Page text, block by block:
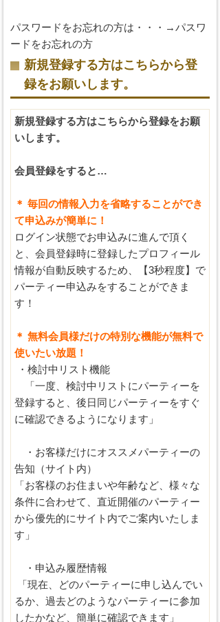
パスワードをお忘れの方は・・・→パスワ
ードをお忘れの方
新規登録する方はこちらから登
録をお願いします。
新規登録する方はこちらから登録をお願
いします。
会員登録をすると…
＊ 毎回の情報入力を省略することができ
て申込みが簡単に！
ログイン状態でお申込みに進んで頂く
と、会員登録時に登録したプロフィール
情報が自動反映するため、【3秒程度】で
パーティー申込みをすることができま
す！
＊ 無料会員様だけの特別な機能が無料で
使いたい放題！
・検討中リスト機能
「一度、検討中リストにパーティーを
登録すると、後日同じパーティーをすぐ
に確認できるようになります」
・お客様だけにオススメパーティーの
告知（サイト内）
「お客様のお住まいや年齢など、様々な
条件に合わせて、直近開催のパーティー
から優先的にサイト内でご案内いたしま
す」
・申込み履歴情報
「現在、どのパーティーに申し込んでい
るか、過去どのようなパーティーに参加
したかなど、簡単に確認できます」